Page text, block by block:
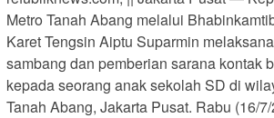
Metro Tanah Abang melalui
Karet Tengsin Aiptu Suparmin
sambang dan pemberian sarana kontak
kepada seorang anak sekolah SD di
Tanah Abang, Jakarta Pusat. Rabu (16/